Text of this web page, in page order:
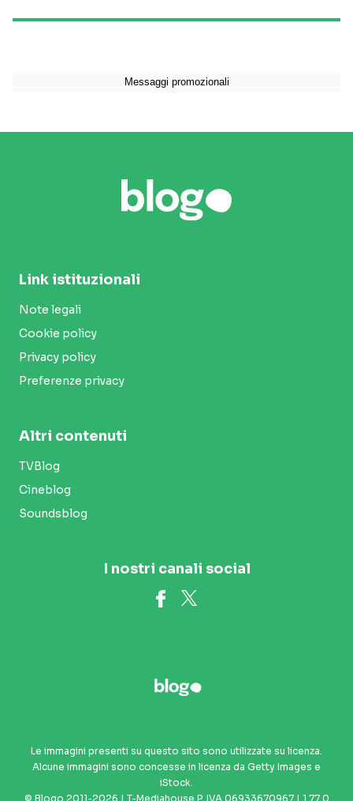
Link istituzionali
Note legali
Cookie policy
Privacy policy
Preferenze privacy
Altri contenuti
TVBlog
Cineblog
Soundsblog
I nostri canali social
Le immagini presenti su questo sito sono utilizzate su licenza.
Alcune immagini sono concesse in licenza da Getty Images e
iStock.
© Blogo 2011-2026 | T-Mediahouse P. IVA 06933670967 | 1.77.0